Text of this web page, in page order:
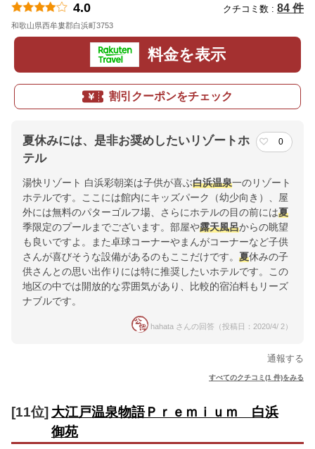
4.0 クチコミ数 : 84 件
和歌山県西牟婁郡白浜町3753
料金を表示
割引クーポンをチェック
夏休みには、是非お奨めしたいリゾートホ
テル
0
湯快リゾート 白浜彩朝楽は子供が喜ぶ白浜温泉一のリゾート
ホテルです。ここには館内にキッズパーク（幼少向き）、屋
外には無料のパターゴルフ場、さらにホテルの目の前には夏
季限定のプールまでございます。部屋や露天風呂からの眺望
も良いですよ。また卓球コーナーやまんがコーナーなど子供
さんが喜びそうな設備があるのもここだけです。 夏休みの子
供さんとの思い出作りには特に推奨したいホテルです。この
地区の中では開放的な雰囲気があり、比較的宿泊料もリーズ
ナブルです。
hahata さんの回答（投稿日：2020/4/ 2）
通報する
すべてのクチコミ(1 件)をみる
[11位] 大江戸温泉物語Ｐｒｅｍｉｕｍ 白浜
御苑